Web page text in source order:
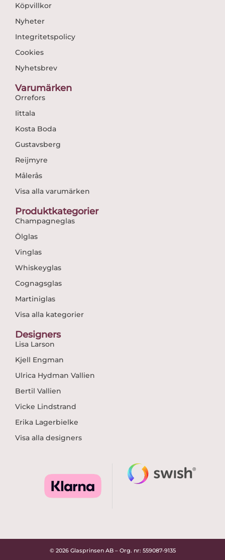
Köpvillkor
Nyheter
Integritetspolicy
Cookies
Nyhetsbrev
Varumärken
Orrefors
Iittala
Kosta Boda
Gustavsberg
Reijmyre
Målerås
Visa alla varumärken
Produktkategorier
Champagneglas
Ölglas
Vinglas
Whiskeyglas
Cognagsglas
Martiniglas
Visa alla kategorier
Designers
Lisa Larson
Kjell Engman
Ulrica Hydman Vallien
Bertil Vallien
Vicke Lindstrand
Erika Lagerbielke
Visa alla designers
© 2026 Glasprinsen AB – Org. nr: 559087-9135